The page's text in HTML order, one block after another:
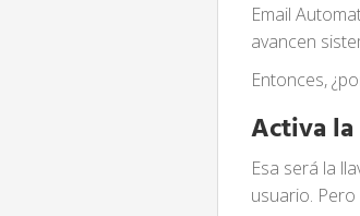
Email
avancen
Entonces,
Activa
Esa será la
usuario.